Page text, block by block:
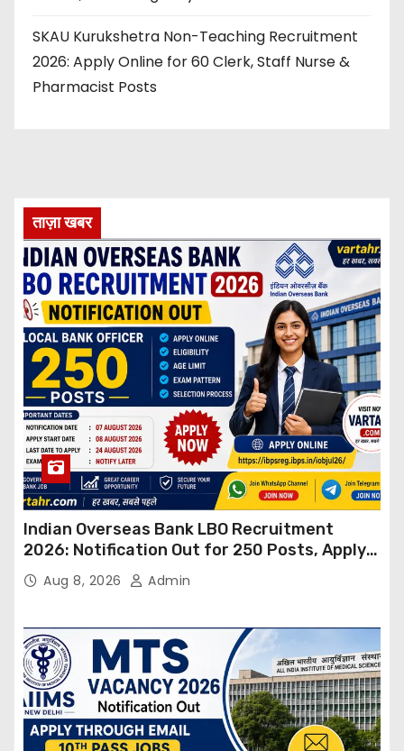
SKAU Kurukshetra Non-Teaching Recruitment
2026: Apply Online for 60 Clerk, Staff Nurse &
Pharmacist Posts
ताज़ा खबर
Indian Overseas Bank LBO Recruitment
2026: Notification Out for 250 Posts, Apply
OnlineAug 8, 2026 Admin